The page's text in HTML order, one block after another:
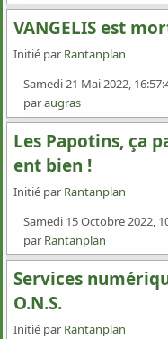
VANGELIS est
Initié par Rantanplan
Samedi 21 Mai 2022,
paraugras
Les Papotins, ça
ent bien !
Initié par Rantanplan
Samedi 15 Octobre 2022,
par Rantanplan
Services
O.N.S.
Initié par Rantanplan